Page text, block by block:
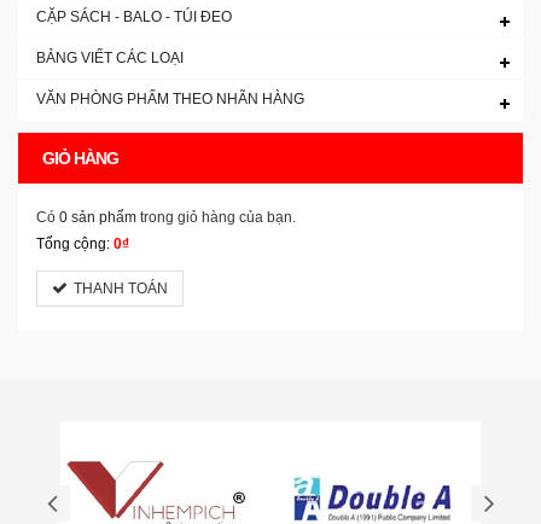
CẶP SÁCH - BALO - TÚI ĐEO
BẢNG VIẾT CÁC LOẠI
VĂN PHÒNG PHẨM THEO NHÃN HÀNG
GIỎ HÀNG
Có 0 sản phẩm trong giỏ hàng của bạn.
Tổng cộng: 0₫
THANH TOÁN